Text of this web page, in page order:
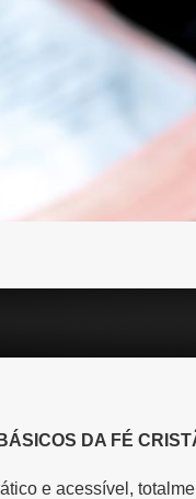
DA FÉ
e acessível,